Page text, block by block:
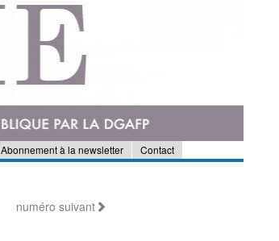
Abonnement à la newsletter Contact
numéro suivant